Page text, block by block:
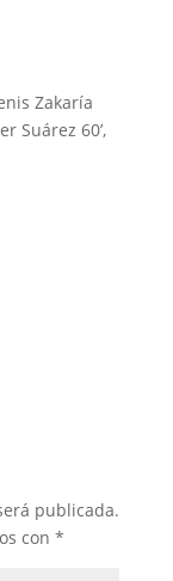
Zakaría
Suárez 60’,
publicada.
con *